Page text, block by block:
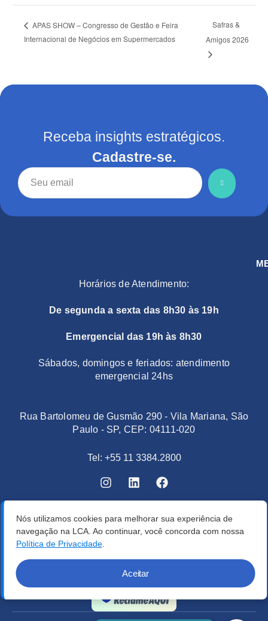
APAS SHOW – Congresso de Gestão e Feira
Internacional de Negócios em Supermercados
Safras &
Amigos 2026
Receba insights estratégicos.
Cadastre-se.
Horários de Atendimento:
De segunda a sexta das 8h30 às 19h
Emergencial das 19h às 8h30
Sábados, domingos e feriados: atendimento
emergencial 24hs
Rua Bartolomeu de Gusmão 290 - Vila Mariana, São
Paulo - SP, CEP: 04111-020
Tel: +55 11 3384.2800
Verificada por
Nós utilizamos cookies para melhorar sua experiência de
navegação na LCA. Ao continuar, você concorda com nossa
Política de Privacidade.
Aceitar